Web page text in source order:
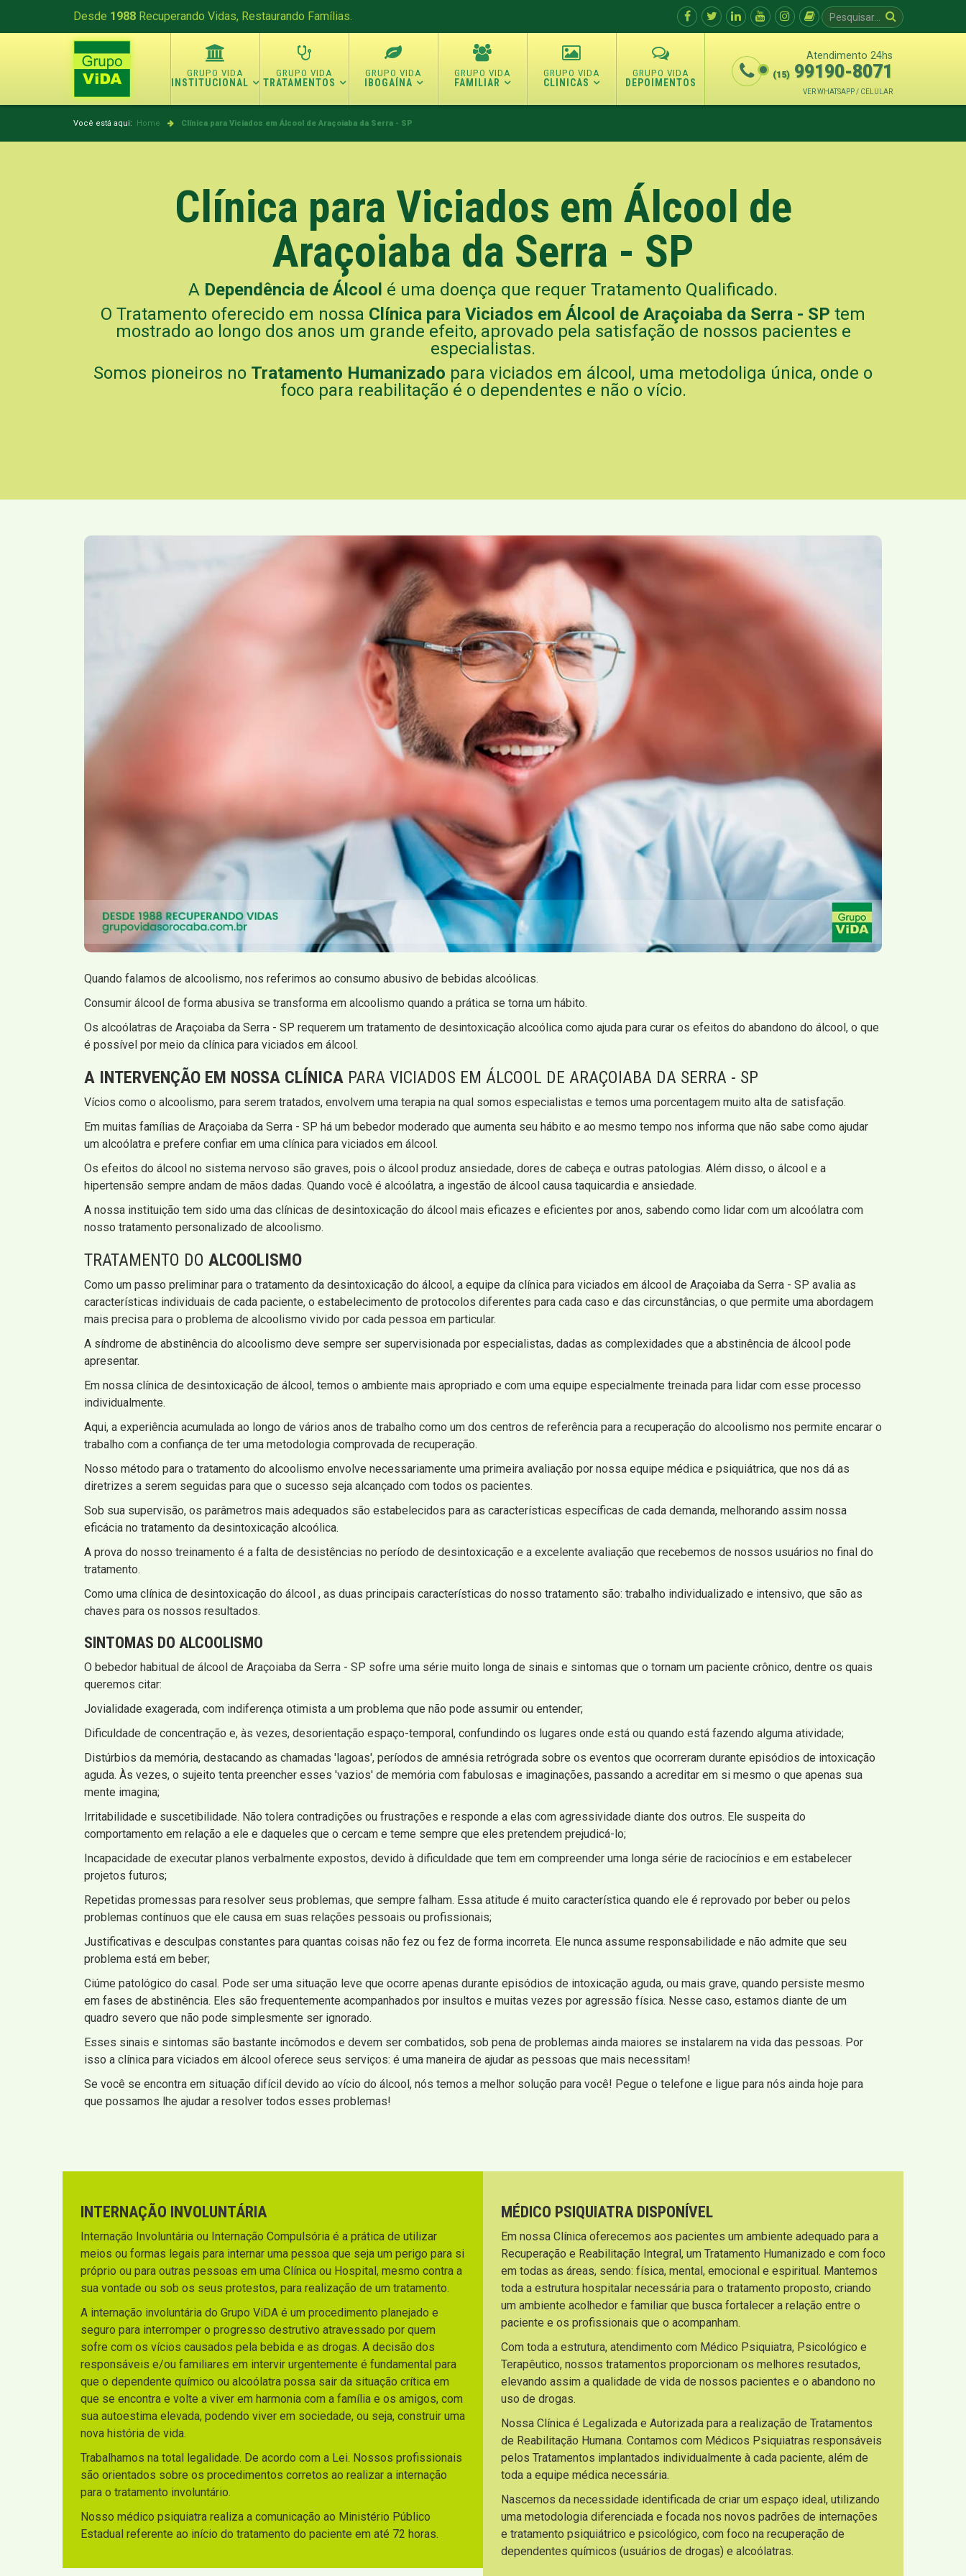
Desde 1988 Recuperando Vidas, Restaurando Famílias.
INSTITUCIONAL TRATAMENTOS IBOGAÍNA FAMILIAR CLINICAS DEPOIMENTOS
Atendimento 24hs
(15) 99190-8071
VER WHATSAPP / CELULAR
Você está aqui: Home Clínica para Viciados em Álcool de Araçoiaba da Serra - SP
Clínica para Viciados em Álcool de
Araçoiaba da Serra - SP
A Dependência de Álcool é uma doença que requer Tratamento Qualificado.
O Tratamento oferecido em nossa Clínica para Viciados em Álcool de Araçoiaba da Serra - SP tem
mostrado ao longo dos anos um grande efeito, aprovado pela satisfação de nossos pacientes e
especialistas.
Somos pioneiros no Tratamento Humanizado para viciados em álcool, uma metodoliga única, onde o
foco para reabilitação é o dependentes e não o vício.
Quando falamos de alcoolismo, nos referimos ao consumo abusivo de bebidas alcoólicas.
Consumir álcool de forma abusiva se transforma em alcoolismo quando a prática se torna um hábito.
Os alcoólatras de Araçoiaba da Serra - SP requerem um tratamento de desintoxicação alcoólica como ajuda para curar os efeitos do abandono do álcool, o que
é possível por meio da clínica para viciados em álcool.
A INTERVENÇÃO EM NOSSA CLÍNICA PARA VICIADOS EM ÁLCOOL DE ARAÇOIABA DA SERRA - SP
Vícios como o alcoolismo, para serem tratados, envolvem uma terapia na qual somos especialistas e temos uma porcentagem muito alta de satisfação.
Em muitas famílias de Araçoiaba da Serra - SP há um bebedor moderado que aumenta seu hábito e ao mesmo tempo nos informa que não sabe como ajudar
um alcoólatra e prefere confiar em uma clínica para viciados em álcool.
Os efeitos do álcool no sistema nervoso são graves, pois o álcool produz ansiedade, dores de cabeça e outras patologias. Além disso, o álcool e a
hipertensão sempre andam de mãos dadas. Quando você é alcoólatra, a ingestão de álcool causa taquicardia e ansiedade.
A nossa instituição tem sido uma das clínicas de desintoxicação do álcool mais eficazes e eficientes por anos, sabendo como lidar com um alcoólatra com
nosso tratamento personalizado de alcoolismo.
TRATAMENTO DO ALCOOLISMO
Como um passo preliminar para o tratamento da desintoxicação do álcool, a equipe da clínica para viciados em álcool de Araçoiaba da Serra - SP avalia as
características individuais de cada paciente, o estabelecimento de protocolos diferentes para cada caso e das circunstâncias, o que permite uma abordagem
mais precisa para o problema de alcoolismo vivido por cada pessoa em particular.
A síndrome de abstinência do alcoolismo deve sempre ser supervisionada por especialistas, dadas as complexidades que a abstinência de álcool pode
apresentar.
Em nossa clínica de desintoxicação de álcool, temos o ambiente mais apropriado e com uma equipe especialmente treinada para lidar com esse processo
individualmente.
Aqui, a experiência acumulada ao longo de vários anos de trabalho como um dos centros de referência para a recuperação do alcoolismo nos permite encarar o
trabalho com a confiança de ter uma metodologia comprovada de recuperação.
Nosso método para o tratamento do alcoolismo envolve necessariamente uma primeira avaliação por nossa equipe médica e psiquiátrica, que nos dá as
diretrizes a serem seguidas para que o sucesso seja alcançado com todos os pacientes.
Sob sua supervisão, os parâmetros mais adequados são estabelecidos para as características específicas de cada demanda, melhorando assim nossa
eficácia no tratamento da desintoxicação alcoólica.
A prova do nosso treinamento é a falta de desistências no período de desintoxicação e a excelente avaliação que recebemos de nossos usuários no final do
tratamento.
Como uma clínica de desintoxicação do álcool , as duas principais características do nosso tratamento são: trabalho individualizado e intensivo, que são as
chaves para os nossos resultados.
SINTOMAS DO ALCOOLISMO
O bebedor habitual de álcool de Araçoiaba da Serra - SP sofre uma série muito longa de sinais e sintomas que o tornam um paciente crônico, dentre os quais
queremos citar:
Jovialidade exagerada, com indiferença otimista a um problema que não pode assumir ou entender;
Dificuldade de concentração e, às vezes, desorientação espaço-temporal, confundindo os lugares onde está ou quando está fazendo alguma atividade;
Distúrbios da memória, destacando as chamadas 'lagoas', períodos de amnésia retrógrada sobre os eventos que ocorreram durante episódios de intoxicação
aguda. Às vezes, o sujeito tenta preencher esses 'vazios' de memória com fabulosas e imaginações, passando a acreditar em si mesmo o que apenas sua
mente imagina;
Irritabilidade e suscetibilidade. Não tolera contradições ou frustrações e responde a elas com agressividade diante dos outros. Ele suspeita do
comportamento em relação a ele e daqueles que o cercam e teme sempre que eles pretendem prejudicá-lo;
Incapacidade de executar planos verbalmente expostos, devido à dificuldade que tem em compreender uma longa série de raciocínios e em estabelecer
projetos futuros;
Repetidas promessas para resolver seus problemas, que sempre falham. Essa atitude é muito característica quando ele é reprovado por beber ou pelos
problemas contínuos que ele causa em suas relações pessoais ou profissionais;
Justificativas e desculpas constantes para quantas coisas não fez ou fez de forma incorreta. Ele nunca assume responsabilidade e não admite que seu
problema está em beber;
Ciúme patológico do casal. Pode ser uma situação leve que ocorre apenas durante episódios de intoxicação aguda, ou mais grave, quando persiste mesmo
em fases de abstinência. Eles são frequentemente acompanhados por insultos e muitas vezes por agressão física. Nesse caso, estamos diante de um
quadro severo que não pode simplesmente ser ignorado.
Esses sinais e sintomas são bastante incômodos e devem ser combatidos, sob pena de problemas ainda maiores se instalarem na vida das pessoas. Por
isso a clínica para viciados em álcool oferece seus serviços: é uma maneira de ajudar as pessoas que mais necessitam!
Se você se encontra em situação difícil devido ao vício do álcool, nós temos a melhor solução para você! Pegue o telefone e ligue para nós ainda hoje para
que possamos lhe ajudar a resolver todos esses problemas!
INTERNAÇÃO INVOLUNTÁRIA
Internação Involuntária ou Internação Compulsória é a prática de utilizar
meios ou formas legais para internar uma pessoa que seja um perigo para si
próprio ou para outras pessoas em uma Clínica ou Hospital, mesmo contra a
sua vontade ou sob os seus protestos, para realização de um tratamento.
A internação involuntária do Grupo ViDA é um procedimento planejado e
seguro para interromper o progresso destrutivo atravessado por quem
sofre com os vícios causados pela bebida e as drogas. A decisão dos
responsáveis e/ou familiares em intervir urgentemente é fundamental para
que o dependente químico ou alcoólatra possa sair da situação crítica em
que se encontra e volte a viver em harmonia com a família e os amigos, com
sua autoestima elevada, podendo viver em sociedade, ou seja, construir uma
nova história de vida.
Trabalhamos na total legalidade. De acordo com a Lei. Nossos profissionais
são orientados sobre os procedimentos corretos ao realizar a internação
para o tratamento involuntário.
Nosso médico psiquiatra realiza a comunicação ao Ministério Público
Estadual referente ao início do tratamento do paciente em até 72 horas.
MÉDICO PSIQUIATRA DISPONÍVEL
Em nossa Clínica oferecemos aos pacientes um ambiente adequado para a
Recuperação e Reabilitação Integral, um Tratamento Humanizado e com foco
em todas as áreas, sendo: física, mental, emocional e espiritual. Mantemos
toda a estrutura hospitalar necessária para o tratamento proposto, criando
um ambiente acolhedor e familiar que busca fortalecer a relação entre o
paciente e os profissionais que o acompanham.
Com toda a estrutura, atendimento com Médico Psiquiatra, Psicológico e
Terapêutico, nossos tratamentos proporcionam os melhores resutados,
elevando assim a qualidade de vida de nossos pacientes e o abandono no
uso de drogas.
Nossa Clínica é Legalizada e Autorizada para a realização de Tratamentos
de Reabilitação Humana. Contamos com Médicos Psiquiatras responsáveis
pelos Tratamentos implantados individualmente à cada paciente, além de
toda a equipe médica necessária.
Nascemos da necessidade identificada de criar um espaço ideal, utilizando
uma metodologia diferenciada e focada nos novos padrões de internações
e tratamento psiquiátrico e psicológico, com foco na recuperação de
dependentes químicos (usuários de drogas) e alcoólatras.